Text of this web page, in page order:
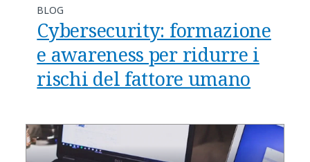
BLOG
Cybersecurity: formazione
e awareness per ridurre i
rischi del fattore umano